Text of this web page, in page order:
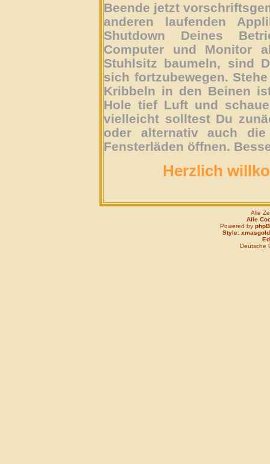
Beende jetzt
anderen laufenden
Shutdown Deines
Computer und Monitor
Stuhlsitz baumeln, sind
sich fortzubewegen.
Kribbeln in den Beinen
Hole tief Luft und
vielleicht solltest Du
oder alternativ auch
Fensterläden öffnen.
Herzlich
Alle
Alle
Powered by
Style: xmasgold
Deutsche